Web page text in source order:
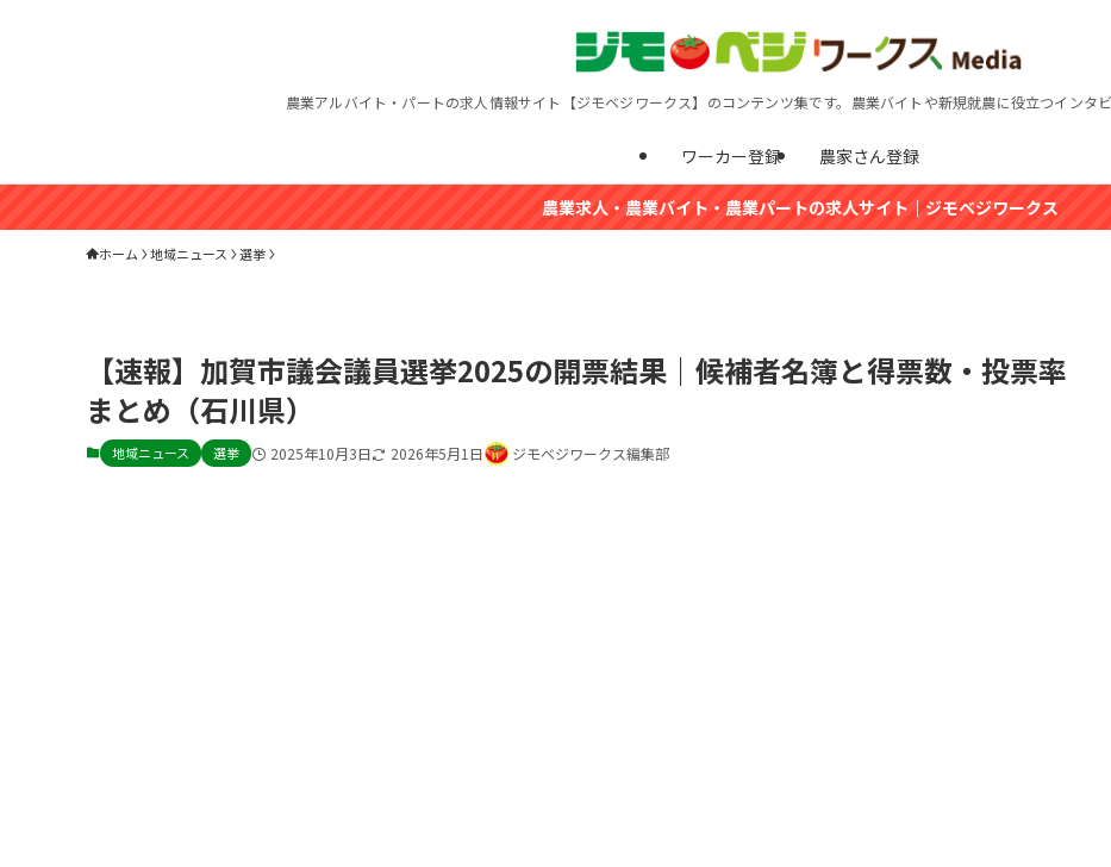
農業アルバイト・パートの求人情報サイト【ジモベジワークス】のコンテンツ集です。農業バイトや新規就農に役立つインタ
ワーカー登録 農家さん登録
農業求人・農業バイト・農業パートの求人サイト｜ジモベジワークス
ホーム 地域ニュース 選挙
【速報】加賀市議会議員選挙2025の開票結果｜候補者名簿と得票数・投票率
まとめ（石川県）
地域ニュース 選挙 2025年10月3日 2026年5月1日 ジモベジワークス編集部